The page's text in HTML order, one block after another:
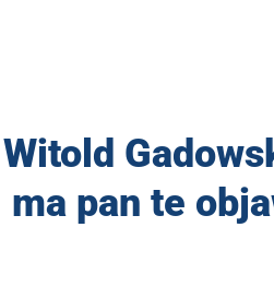
Witold
ma pan te